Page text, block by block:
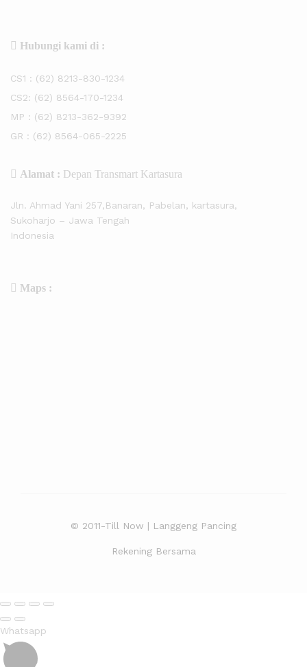
Hubungi kami di :
CS1 : (62) 8213-830-1234
CS2: (62) 8564-170-1234
MP : (62) 8213-362-9392
GR : (62) 8564-065-2225
Alamat : Depan Transmart Kartasura
Jln. Ahmad Yani 257,Banaran, Pabelan, kartasura,
Sukoharjo – Jawa Tengah
Indonesia
Maps :
© 2011-Till Now | Langgeng Pancing
Rekening Bersama
Whatsapp